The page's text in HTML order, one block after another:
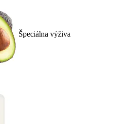
Špeciálna výživa